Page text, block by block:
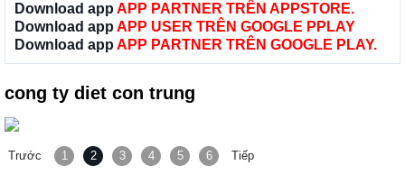
Download app APP PARTNER TRÊN APPSTORE.
Download app APP USER TRÊN GOOGLE PPLAY
Download app APP PARTNER TRÊN GOOGLE PLAY.
cong ty diet con trung
Trước 1 2 3 4 5 6 Tiếp